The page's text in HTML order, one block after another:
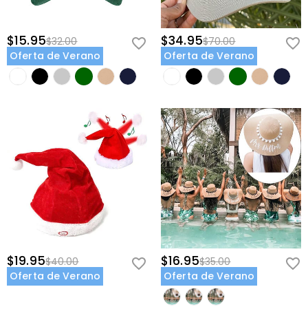
$15.95$32.00
Oferta de Verano
$34.95$70.00
Oferta de Verano
$19.95$40.00
Oferta de Verano
$16.95$35.00
Oferta de Verano